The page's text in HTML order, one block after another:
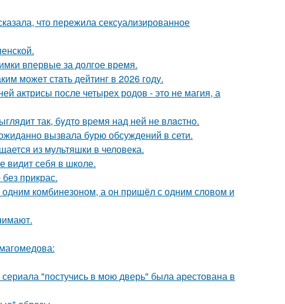
что пережила сексуализированное
впервые за долгое время.
можeт стaть дейтинг в 2026 году.
актрисы после четырех родов - это не магия, а
так, бyдтo вpемя над ней не влacтнo.
вызвала бурю обсуждений в сети.
из мультяшки в человека.
видит себя в школе.
прикрас.
комбинезоном, а он пришёл с одним словом и
"постучись в мою дверь" была арестована в